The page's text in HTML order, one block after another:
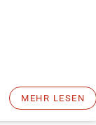
MEHR LESEN